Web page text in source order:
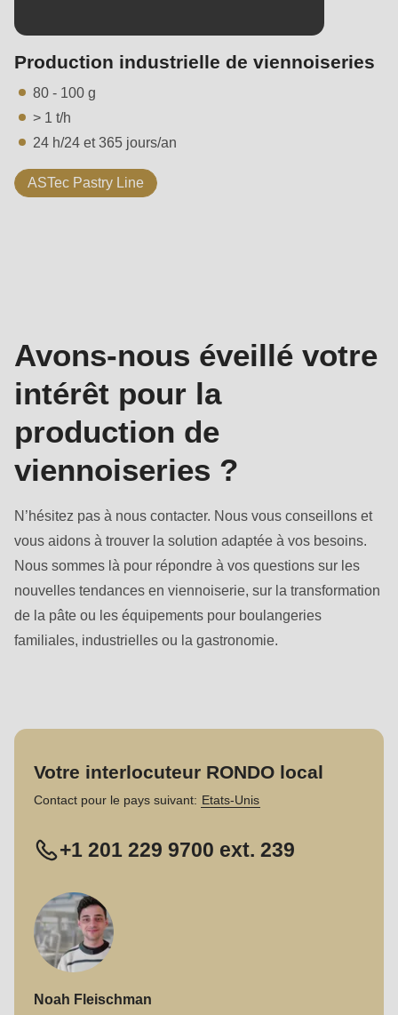
Production industrielle de viennoiseries
80 - 100 g
> 1 t/h
24 h/24 et 365 jours/an
ASTec Pastry Line
Avons-nous éveillé votre
intérêt pour la
production de
viennoiseries ?
N’hésitez pas à nous contacter. Nous vous conseillons et
vous aidons à trouver la solution adaptée à vos besoins.
Nous sommes là pour répondre à vos questions sur les
nouvelles tendances en viennoiserie, sur la transformation
de la pâte ou les équipements pour boulangeries
familiales, industrielles ou la gastronomie.
Votre interlocuteur RONDO local
Contact pour le pays suivant: Etats-Unis
+1 201 229 9700 ext. 239
Noah Fleischman